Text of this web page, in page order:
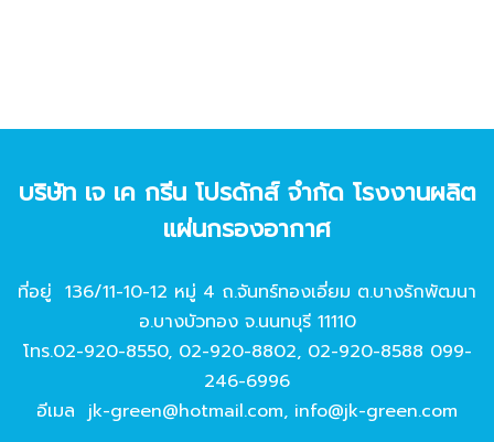
บริษัท เจ เค กรีน โปรดักส์ จํากัด โรงงานผลิต
แผ่นกรองอากาศ
ที่อยู่ 136/11-10-12 หมู่ 4 ถ.จันทร์ทองเอี่ยม ต.บางรักพัฒนา
อ.บางบัวทอง จ.นนทบุรี 11110
โทร.02-920-8550, 02-920-8802, 02-920-8588 099-
246-6996
อีเมล jk-green@hotmail.com, info@jk-green.com